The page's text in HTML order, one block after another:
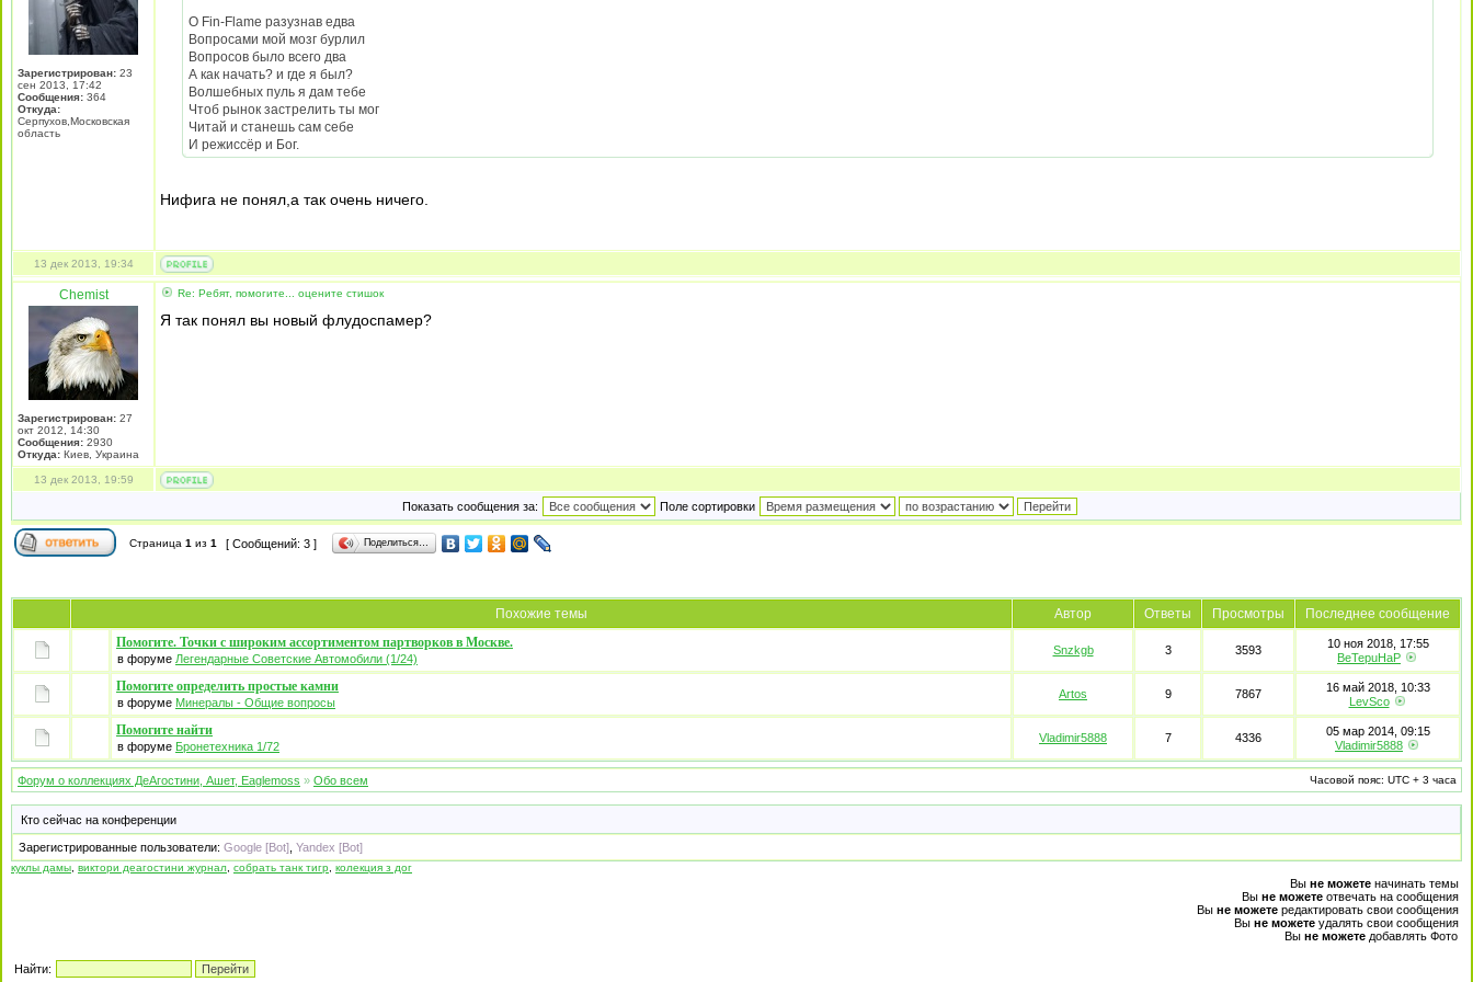
Зарегистрирован: 23
сен 2013, 17:42
Сообщения: 364
Откуда:
Серпухов,Московская
область
О Fin-Flame разузнав едва
Вопросами мой мозг бурлил
Вопросов было всего два
А как начать? и где я был?
Волшебных пуль я дам тебе
Чтоб рынок застрелить ты мог
Читай и станешь сам себе
И режиссёр и Бог.
Нифига не понял,а так очень ничего.
13 дек 2013, 19:34
Chemist
Зарегистрирован: 27
окт 2012, 14:30
Сообщения: 2930
Откуда: Киев, Украина
Re: Ребят, помогите... оцените стишок
Я так понял вы новый флудоспамер?
13 дек 2013, 19:59
Показать сообщения за: Поле сортировки
Страница 1 из 1 [ Сообщений: 3 ] Поделиться…
Похожие темы Автор Ответы Просмотры
Последнее сообщение
Помогите. Точки с широким ассортиментом партворков в Москве.
в форуме Легендарные Советские Автомобили (1/24)
Snzkgb 3 3593
10 ноя 2018, 17:55
BeTepuHaP
Помогите определить простые камни
в форуме Минералы - Общие вопросы
Artos 9 7867
16 май 2018, 10:33
LevSco
Помогите найти
в форуме Бронетехника 1/72
Vladimir5888 7 4336
05 мар 2014, 09:15
Vladimir5888
Форум о коллекциях ДеАгостини, Ашет, Eaglemoss » Обо всем Часовой пояс: UTC + 3 часа
Кто сейчас на конференции
Зарегистрированные пользователи: Google [Bot] Yandex [Bot]
куклы дамы виктори деагостини журнал собрать танк тигр колекция з дог
Вы не можете начинать темы
Вы не можете отвечать на сообщения
Вы не можете редактировать свои сообщения
Вы не можете удалять свои сообщения
Вы не можете добавлять Фото
Найти: